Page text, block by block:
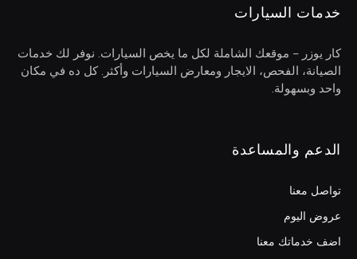
خدمات السيارات
كار يوزر – موقعك الشاملة لكل ما يخص السيارات. نوفر لك خدمات
الصيانة، الفحص، الايجار ومعارض السيارات وأكثر. كل ده في مكان
واحد وبسهولة.
الدعم والمساعدة
تواصل معنا
عروض اليوم
اضف خدماتك معنا